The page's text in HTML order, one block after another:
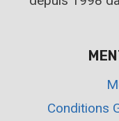
Conditions